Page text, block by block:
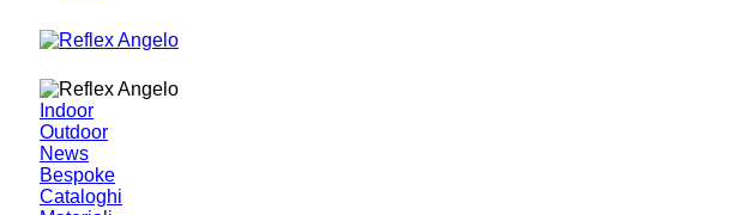
Indoor
Outdoor
News
Bespoke
Cataloghi